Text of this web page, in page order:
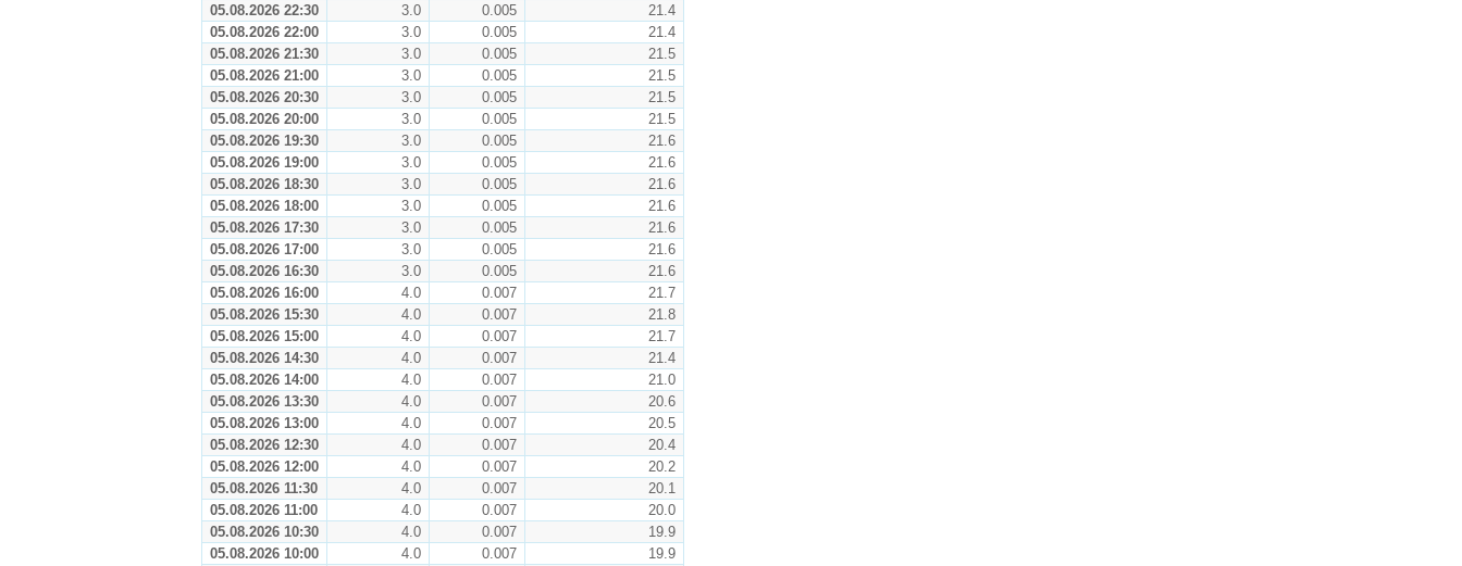
05.08.2026 22:30
3.0 0.005
21.4
05.08.2026 22:00
3.0 0.005
21.4
05.08.2026 21:30
3.0 0.005
21.5
05.08.2026 21:00
3.0 0.005
21.5
05.08.2026 20:30
3.0 0.005
21.5
05.08.2026 20:00
3.0 0.005
21.5
05.08.2026 19:30
3.0 0.005
21.6
05.08.2026 19:00
3.0 0.005
21.6
05.08.2026 18:30
3.0 0.005
21.6
05.08.2026 18:00
3.0 0.005
21.6
05.08.2026 17:30
3.0 0.005
21.6
05.08.2026 17:00
3.0 0.005
21.6
05.08.2026 16:30
3.0 0.005
21.6
05.08.2026 16:00
4.0 0.007
21.7
05.08.2026 15:30
4.0 0.007
21.8
05.08.2026 15:00
4.0 0.007
21.7
05.08.2026 14:30
4.0 0.007
21.4
05.08.2026 14:00
4.0 0.007
21.0
05.08.2026 13:30
4.0 0.007
20.6
05.08.2026 13:00
4.0 0.007
20.5
05.08.2026 12:30
4.0 0.007
20.4
05.08.2026 12:00
4.0 0.007
20.2
05.08.2026 11:30
4.0 0.007
20.1
05.08.2026 11:00
4.0 0.007
20.0
05.08.2026 10:30
4.0 0.007
19.9
05.08.2026 10:00
4.0 0.007
19.9